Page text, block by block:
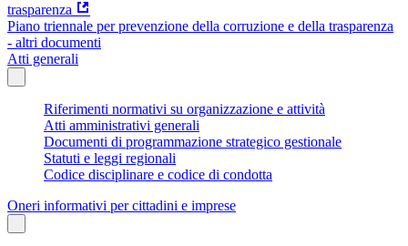
trasparenza
Piano triennale per prevenzione della corruzione e della trasparenza
- altri documenti
Atti generali
Riferimenti normativi su organizzazione e attività
Atti amministrativi generali
Documenti di programmazione strategico gestionale
Statuti e leggi regionali
Codice disciplinare e codice di condotta
Oneri informativi per cittadini e imprese